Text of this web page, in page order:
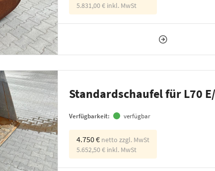
5.831,00 € inkl. MwSt
Standardschaufel für L70
Verfügbarkeit: verfügbar
4.750 € netto zzgl. MwSt
5.652,50 € inkl. MwSt